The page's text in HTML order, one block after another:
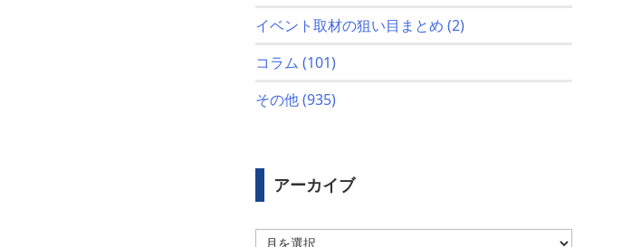
イベント取材の狙い目まとめ (2)
コラム (101)
その他(935)
アーカイブ